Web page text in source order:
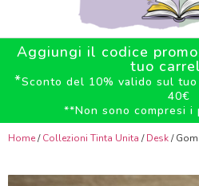
Aggiungi il codice
tuo
*Sconto del 10% valido sul
40€
**Non sono compresi
Home/Collezioni Tinta Unita /Desk/